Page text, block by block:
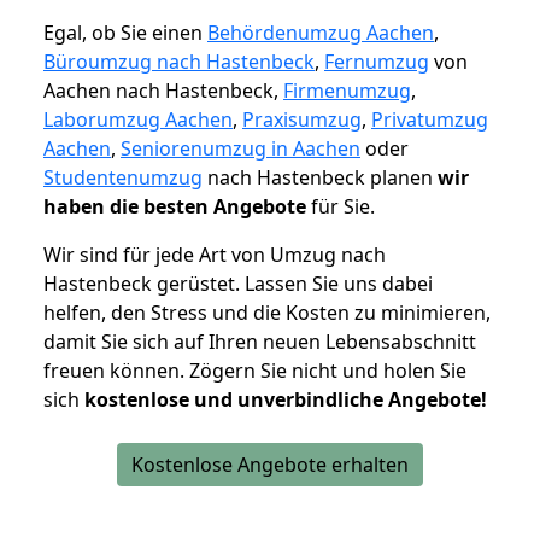
Egal, ob Sie einen Behördenumzug Aachen,
Büroumzug nach Hastenbeck, Fernumzug von
Aachen nach Hastenbeck, Firmenumzug,
Laborumzug Aachen, Praxisumzug, Privatumzug
Aachen, Seniorenumzug in Aachen oder
Studentenumzug nach Hastenbeck planen wir
haben die besten Angebotefür Sie.
Wir sind für jede Art von Umzug nach
Hastenbeck gerüstet. Lassen Sie uns dabei
helfen, den Stress und die Kosten zu minimieren,
damit Sie sich auf Ihren neuen Lebensabschnitt
freuen können. Zögern Sie nicht und holen Sie
sich kostenlose und unverbindliche Angebote!
Kostenlose Angebote erhalten